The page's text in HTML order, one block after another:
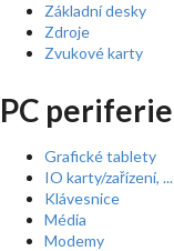
Základní desky
Zdroje
Zvukové karty
PC periferie
Grafické tablety
IO karty/zařízení, ...
Klávesnice
Média
Modemy